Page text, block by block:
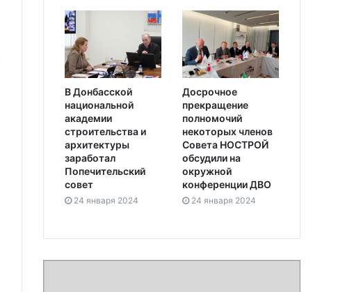
В Донбасской
национальной
академии
строительства и
архитектуры
заработал
Попечительский
совет
24 января 2024
Досрочное
прекращение
полномочий
некоторых членов
Совета НОСТРОЙ
обсудили на
окружной
конференции ДВО
24 января 2024